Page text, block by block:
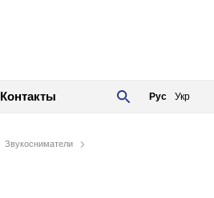
Контакты Рус Укр
Звукосниматели